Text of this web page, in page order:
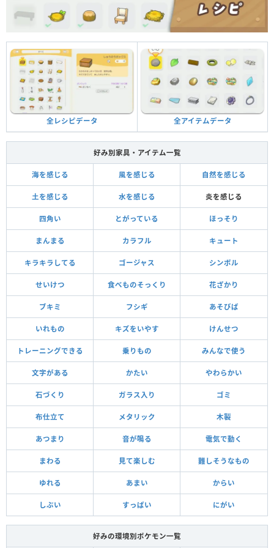
全レシピデータ 全アイテムデータ
好み別家具・アイテム一覧
海を感じる 風を感じる 自然を感じる
土を感じる 水を感じる 炎を感じる
四角い とがっている ほっそり
まんまる カラフル キュート
キラキラしてる ゴージャス シンボル
せいけつ 食べものそっくり 花ざかり
ブキミ フシギ あそびば
いれもの キズをいやす けんせつ
トレーニングできる 乗りもの みんなで使う
文字がある かたい やわらかい
石づくり ガラス入り ゴミ
布仕立て メタリック 木製
あつまり 音が鳴る 電気で動く
まわる 見て楽しむ 難しそうなもの
ゆれる あまい からい
しぶい すっぱい にがい
好みの環境別ポケモン一覧